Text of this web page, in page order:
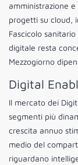
amministrazione
progetti su cloud,
Fascicolo
digitale resta
Mezzogiorno
Digital
Il mercato dei
segmenti più
crescita annuo
medio del
riguardano